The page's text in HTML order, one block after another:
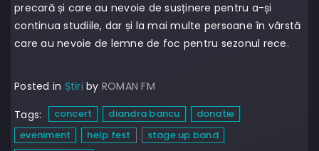
precară și care au nevoie de susținere pentru a-și
continua studiile, dar și la mai multe persoane în vârstă
care au nevoie de lemne de foc pentru sezonul rece.
Posted in Știri by ROMAN FM
Tags:
concert diandra bancu
donatie
eveniment
help fest
stage up band